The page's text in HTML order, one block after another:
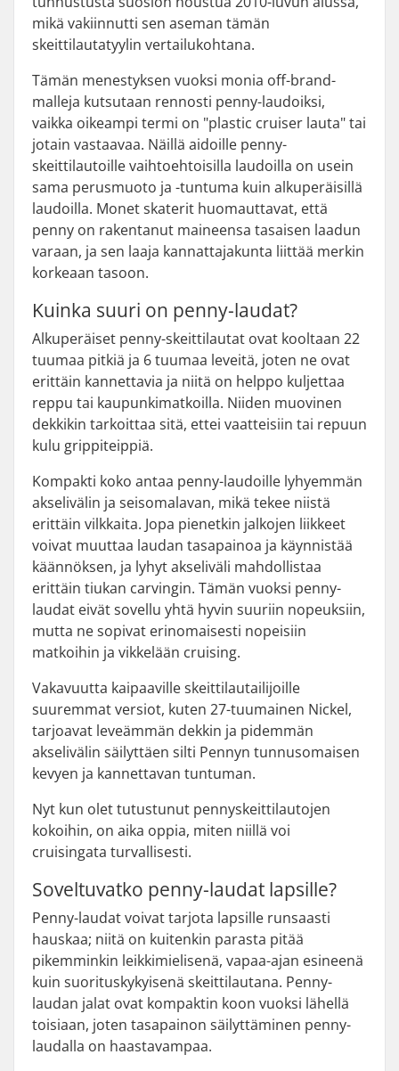
mikä vakiinnutti sen aseman tämän
skeittilautatyylin vertailukohtana.
Tämän menestyksen vuoksi monia off-brand-
malleja kutsutaan rennosti penny-laudoiksi,
vaikka oikeampi termi on "plastic cruiser lauta" tai
jotain vastaavaa. Näillä aidoille penny-
skeittilautoille vaihtoehtoisilla laudoilla on usein
sama perusmuoto ja -tuntuma kuin alkuperäisillä
laudoilla. Monet skaterit huomauttavat, että
penny on rakentanut maineensa tasaisen laadun
varaan, ja sen laaja kannattajakunta liittää merkin
korkeaan tasoon.
Kuinka suuri on penny-laudat?
Alkuperäiset penny-skeittilautat ovat kooltaan 22
tuumaa pitkiä ja 6 tuumaa leveitä, joten ne ovat
erittäin kannettavia ja niitä on helppo kuljettaa
reppu tai kaupunkimatkoilla. Niiden muovinen
dekkikin tarkoittaa sitä, ettei vaatteisiin tai repuun
kulu grippiteippiä.
Kompakti koko antaa penny-laudoille lyhyemmän
akselivälin ja seisomalavan, mikä tekee niistä
erittäin vilkkaita. Jopa pienetkin jalkojen liikkeet
voivat muuttaa laudan tasapainoa ja käynnistää
käännöksen, ja lyhyt akseliväli mahdollistaa
erittäin tiukan carvingin. Tämän vuoksi penny-
laudat eivät sovellu yhtä hyvin suuriin nopeuksiin,
mutta ne sopivat erinomaisesti nopeisiin
matkoihin ja vikkelään cruising.
Vakavuutta kaipaaville skeittilautailijoille
suuremmat versiot, kuten 27-tuumainen Nickel,
tarjoavat leveämmän dekkin ja pidemmän
akselivälin säilyttäen silti Pennyn tunnusomaisen
kevyen ja kannettavan tuntuman.
Nyt kun olet tutustunut pennyskeittilautojen
kokoihin, on aika oppia, miten niillä voi
cruisingata turvallisesti.
Soveltuvatko penny-laudat lapsille?
Penny-laudat voivat tarjota lapsille runsaasti
hauskaa; niitä on kuitenkin parasta pitää
pikemminkin leikkimielisenä, vapaa-ajan esineenä
kuin suorituskykyisenä skeittilautana. Penny-
laudan jalat ovat kompaktin koon vuoksi lähellä
toisiaan, joten tasapainon säilyttäminen penny-
laudalla on haastavampaa.